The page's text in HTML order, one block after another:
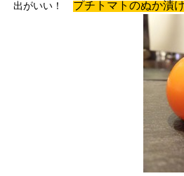
出がいい！
プチトマトのぬか漬け